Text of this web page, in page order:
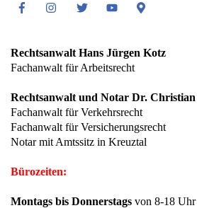
FacebookInstagramTwitter Youtube Google
Rechtsanwalt Hans Jürgen Kotz
Fachanwalt für Arbeitsrecht
Rechtsanwalt und Notar Dr.
Fachanwalt für Verkehrsrecht
Fachanwalt für Versicherungsrecht
Notar mit Amtssitz in Kreuztal
Bürozeiten:
Montags bis Donnerstags von 8-18 Uhr